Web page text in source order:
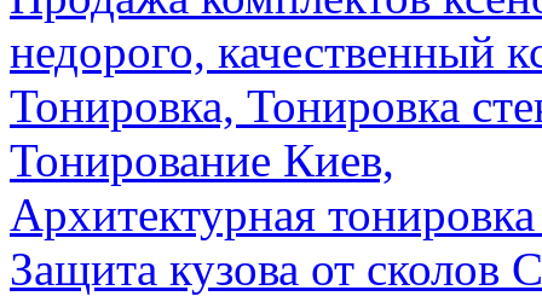
недорого, качественный
Тонировка, Тонировка
Тонирование Киев,
Архитектурная
Защита кузова от сколов